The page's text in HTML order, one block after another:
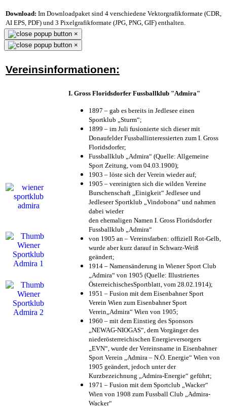
Download: Im Downloadpaket sind 4 verschiedene Vektorgrafikformate (CDR,
AI EPS, PDF) und 3 Pixelgrafikformate (JPG, PNG, GIF) enthalten.
×
×
Vereinsinformationen:
I. Gross Floridsdorfer Fussballklub "Admira"
1897 – gab es bereits in Jedlesee einen
Sportklub „Sturm“;
1899 – im Juli fusionierte sich dieser mit
Donaufelder Fussballinteressierten zum I. Gross
Floridsdorfer;
Fussballklub „Admira“ (Quelle: Allgemeine
Sport Zeitung, vom 04.03.1900);
1903 – löste sich der Verein wieder auf;
1905 – vereinigten sich die wilden Vereine
Burschenschaft „Einigkeit“ Jedlesee und
Jedleseer Sportklub „Vindobona“ und nahmen
dabei wieder
den ehemaligen Namen I. Gross Floridsdorfer
Fussballklub „Admira“
von 1905 an – Vereinsfarben: offiziell Rot-Gelb,
wurde aber kurz darauf in Schwarz-Weiß
geändert;
1914 – Namensänderung in Wiener Sport Club
„Admira“ von 1905 (Quelle: Illustriertes
ÖsterreichischesSportblatt, vom 28.02.1914);
1951 – Fusion mit dem Eisenbahner Sport
Verein Wien zum Eisenbahner Sport
Verein„Admira“ Wien von 1905;
1960 – mit dem Einstieg des Sponsors
„NEWAG-NIOGAS“, dem Vorgänger des
niederösterreichischen Energieversorgers
„EVN“, wurde der Vereinsname in Eisenbahner
Sport Verein „Admira – N.Ö. Energie“ Wien von
1905 geändert, jedoch unter der
Kurzbezeichnung „Admira-Energie“ geführt;
1971 – Fusion mit dem Sportclub „Wacker“
Wien von 1908 zum Fussball Club „Admira-
Wacker“